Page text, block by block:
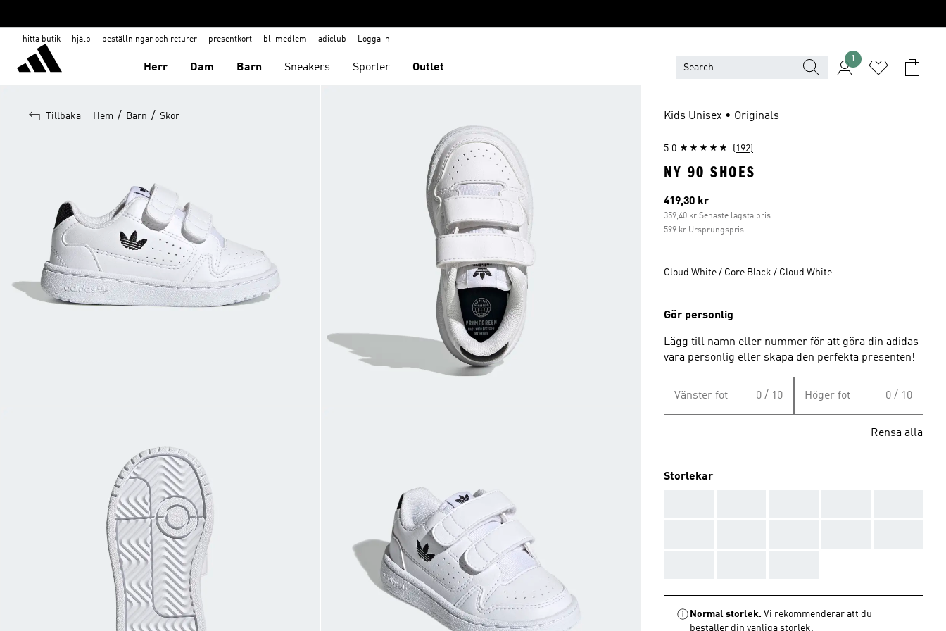
hitta butik hjälp beställningar och returer presentkort bli medlem adiclub Logga in
Herr Dam Barn Sneakers Sporter Outlet
1
Tillbaka Hem / Barn / Skor Kids Unisex • Originals
5.0 (192)
NY 90 SHOES
Aktuellt pris
419,30 kr
359,40 kr Senaste lägsta pris
599 kr Ursprungspris
Cloud White / Core Black / Cloud White
Gör personlig
Lägg till namn eller nummer för att göra din adidas
vara personlig eller skapa den perfekta presenten!
Vänster fot 0 / 10 Höger fot 0 / 10
Rensa alla
Storlekar
Normal storlek. Vi rekommenderar att du
beställer din vanliga storlek.